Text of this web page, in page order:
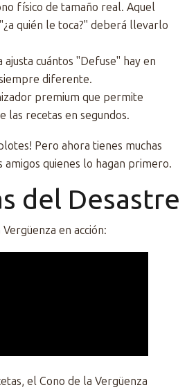
físico de tamaño real. Aquel
quién le toca?" deberá llevarlo
ajusta cuántos "Defuse" hay en
diferente.
premium que permite
las recetas en segundos.
Pero ahora tienes muchas
quienes lo hagan primero.
del Desastre
en acción:
el Cono de la Vergüenza